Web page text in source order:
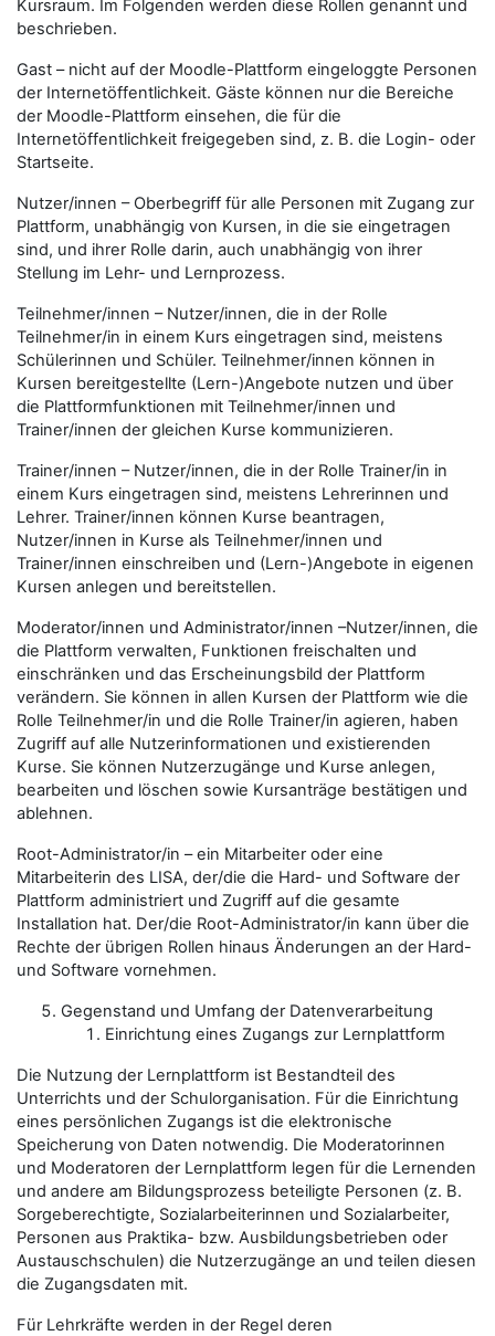
Kursraum. Im Folgenden werden diese Rollen genannt und
beschrieben.
Gast – nicht auf der Moodle-Plattform eingeloggte Personen
der Internetöffentlichkeit. Gäste können nur die Bereiche
der Moodle-Plattform einsehen, die für die
Internetöffentlichkeit freigegeben sind, z. B. die Login- oder
Startseite.
Nutzer/innen – Oberbegriff für alle Personen mit Zugang zur
Plattform, unabhängig von Kursen, in die sie eingetragen
sind, und ihrer Rolle darin, auch unabhängig von ihrer
Stellung im Lehr- und Lernprozess.
Teilnehmer/innen – Nutzer/innen, die in der Rolle
Teilnehmer/in in einem Kurs eingetragen sind, meistens
Schülerinnen und Schüler. Teilnehmer/innen können in
Kursen bereitgestellte (Lern-)Angebote nutzen und über
die Plattformfunktionen mit Teilnehmer/innen und
Trainer/innen der gleichen Kurse kommunizieren.
Trainer/innen – Nutzer/innen, die in der Rolle Trainer/in in
einem Kurs eingetragen sind, meistens Lehrerinnen und
Lehrer. Trainer/innen können Kurse beantragen,
Nutzer/innen in Kurse als Teilnehmer/innen und
Trainer/innen einschreiben und (Lern-)Angebote in eigenen
Kursen anlegen und bereitstellen.
Moderator/innen und Administrator/innen –Nutzer/innen, die
die Plattform verwalten, Funktionen freischalten und
einschränken und das Erscheinungsbild der Plattform
verändern. Sie können in allen Kursen der Plattform wie die
Rolle Teilnehmer/in und die Rolle Trainer/in agieren, haben
Zugriff auf alle Nutzerinformationen und existierenden
Kurse. Sie können Nutzerzugänge und Kurse anlegen,
bearbeiten und löschen sowie Kursanträge bestätigen und
ablehnen.
Root-Administrator/in – ein Mitarbeiter oder eine
Mitarbeiterin des LISA, der/die die Hard- und Software der
Plattform administriert und Zugriff auf die gesamte
Installation hat. Der/die Root-Administrator/in kann über die
Rechte der übrigen Rollen hinaus Änderungen an der Hard-
und Software vornehmen.
Gegenstand und Umfang der Datenverarbeitung
Einrichtung eines Zugangs zur Lernplattform
Die Nutzung der Lernplattform ist Bestandteil des
Unterrichts und der Schulorganisation. Für die Einrichtung
eines persönlichen Zugangs ist die elektronische
Speicherung von Daten notwendig. Die Moderatorinnen
und Moderatoren der Lernplattform legen für die Lernenden
und andere am Bildungsprozess beteiligte Personen (z. B.
Sorgeberechtigte, Sozialarbeiterinnen und Sozialarbeiter,
Personen aus Praktika- bzw. Ausbildungsbetrieben oder
Austauschschulen) die Nutzerzugänge an und teilen diesen
die Zugangsdaten mit.
Für Lehrkräfte werden in der Regel deren